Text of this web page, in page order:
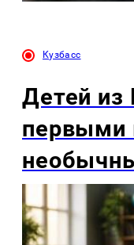
Кузбасс
Детей из
первыми